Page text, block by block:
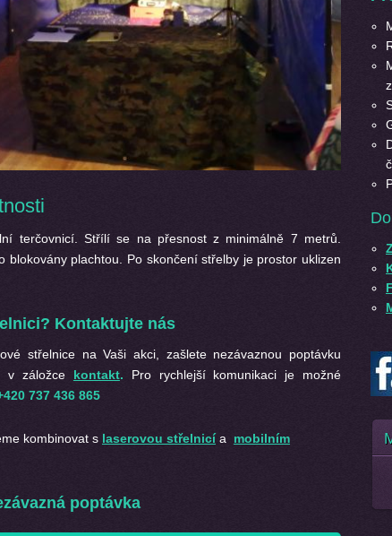
terčovnicí. Střílí se na přesnost z minimálně 7 metrů.
blokovány plachtou. Po skončení střelby je prostor uklizen
Kontaktujte nás
střelnice na Vaši akci, zašlete nezávaznou poptávku
v záložce kontakt. Pro rychlejší komunikaci je možné
737 436 865
kombinovat s laserovou střelnicí a mobilním
poptávka